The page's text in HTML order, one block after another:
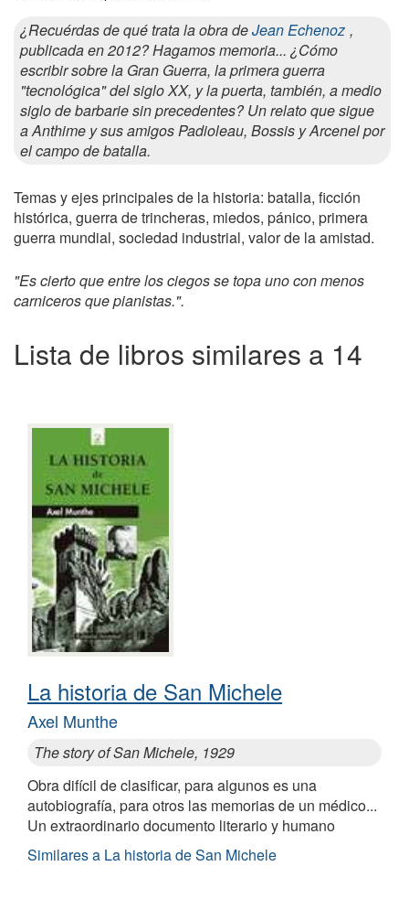
¿Recuérdas de qué trata la obra deJean Echenoz ,
publicada en 2012? Hagamos memoria... ¿Cómo
escribir sobre la Gran Guerra, la primera guerra
"tecnológica" del siglo XX, y la puerta, también, a medio
siglo de barbarie sin precedentes? Un relato que sigue
a Anthime y sus amigos Padioleau, Bossis y Arcenel por
el campo de batalla.
Temas y ejes principales de la historia: batalla, ficción
histórica, guerra de trincheras, miedos, pánico, primera
guerra mundial, sociedad industrial, valor de la amistad.
"Es cierto que entre los ciegos se topa uno con menos
carniceros que pianistas.".
Lista de libros similares a 14
La historia de San Michele
Axel Munthe
The story of San Michele, 1929
Obra difícil de clasificar, para algunos es una
autobiografía, para otros las memorias de un médico...
Un extraordinario documento literario y humano
Similares a La historia de San Michele